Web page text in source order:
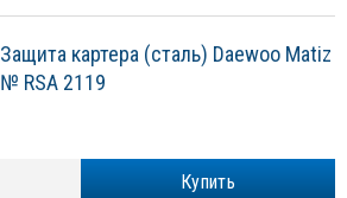
Защита картера (сталь) Daewoo Matiz
№ RSA 2119
Купить